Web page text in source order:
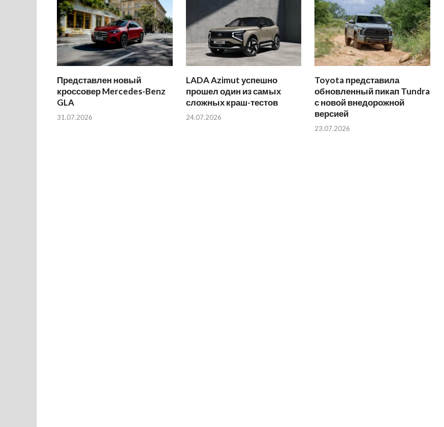
Представлен новый
кроссовер Mercedes-Benz
GLA
31.07.2026
LADA Azimut успешно
прошел один из самых
сложных краш-тестов
24.07.2026
Toyota представила
обновленный пикап Tundra
с новой внедорожной
версией
23.07.2026